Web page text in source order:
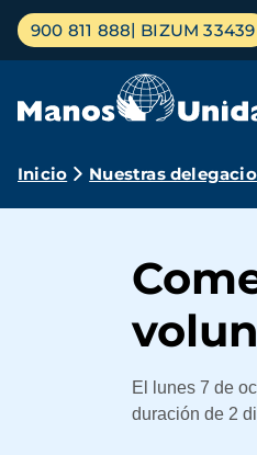
Pasar
contenido
Menú
principal
900 811 888 BIZUM 33439
Ruta
navegación
Inicio Nuestras
El lunes 7 de
duración de 2